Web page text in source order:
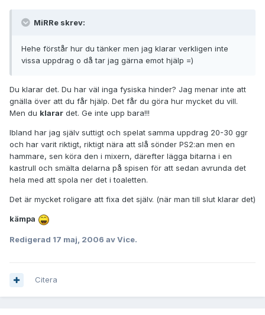
MiRRe skrev:
Hehe förstår hur du tänker men jag klarar verkligen inte
vissa uppdrag o då tar jag gärna emot hjälp =)
Du klarar det. Du har väl inga fysiska hinder? Jag menar inte att
gnälla över att du får hjälp. Det får du göra hur mycket du vill.
Men du klarar det. Ge inte upp bara!!!
Ibland har jag själv suttigt och spelat samma uppdrag 20-30 ggr
och har varit riktigt, riktigt nära att slå sönder PS2:an men en
hammare, sen köra den i mixern, därefter lägga bitarna i en
kastrull och smälta delarna på spisen för att sedan avrunda det
hela med att spola ner det i toaletten.
Det är mycket roligare att fixa det själv. (när man till slut klarar det)
kämpa
Redigerad 17 maj, 2006 av Vice.
Citera